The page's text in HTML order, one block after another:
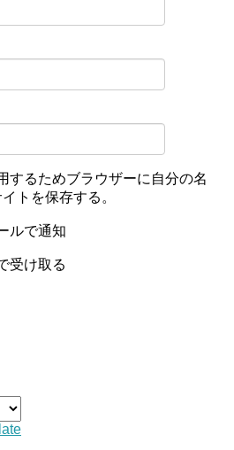
するためブラウザーに自分の名
トを保存する。
ルで通知
受け取る